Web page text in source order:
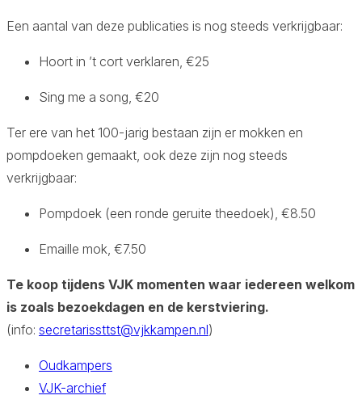
Aa
Een aantal van deze publicaties is nog steeds verkrijgbaar:
Hoort in ’t cort verklaren, €25
Sing me a song, €20
Ter ere van het 100-jarig bestaan zijn er mokken en
pompdoeken gemaakt, ook deze zijn nog steeds
verkrijgbaar:
Pompdoek (een ronde geruite theedoek), €8.50
Emaille mok, €7.50
Te koop tijdens VJK momenten waar iedereen welkom
is zoals bezoekdagen en de kerstviering.
(info: secretarissttst@vjkkampen.nl)
Oudkampers
VJK-archief